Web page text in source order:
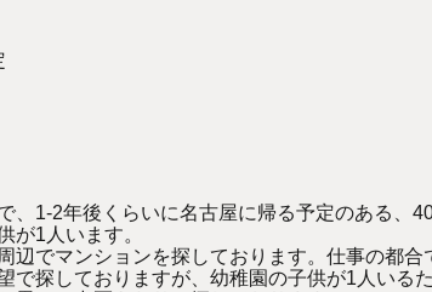
、1-2年後くらいに名古屋に帰る予定のある、
が1人います。
辺でマンションを探しております。仕事の都合
で探しておりますが、幼稚園の子供が1人いる